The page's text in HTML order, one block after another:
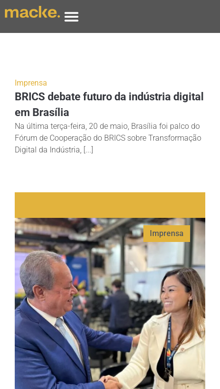
Imprensa
BRICS debate futuro da indústria digital
em Brasília
Na última terça-feira, 20 de maio, Brasília foi palco do
Fórum de Cooperação do BRICS sobre Transformação
Digital da Indústria, [...]
Imprensa